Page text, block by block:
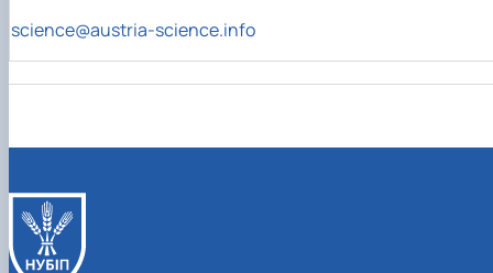
science@austria-science.info